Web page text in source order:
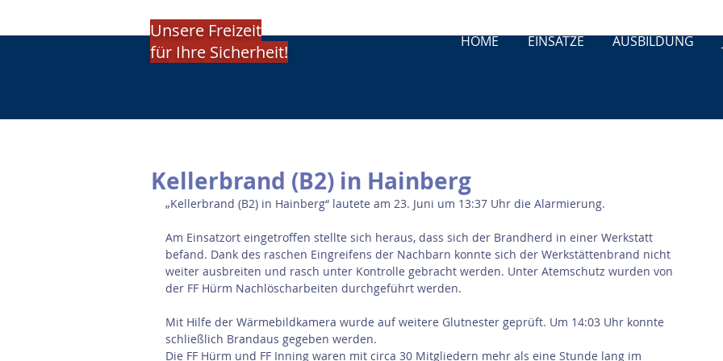
Unsere Freizeit
für Ihre Sicherheit!
HOME EINSÄTZE AUSBILDUNG
Kellerbrand (B2) in Hainberg
„Kellerbrand (B2) in Hainberg“ lautete am 23. Juni um 13:37 Uhr die Alarmierung.
Am Einsatzort eingetroffen stellte sich heraus, dass sich der Brandherd in einer Werkstatt
befand. Dank des raschen Eingreifens der Nachbarn konnte sich der Werkstättenbrand nicht
weiter ausbreiten und rasch unter Kontrolle gebracht werden. Unter Atemschutz wurden von
der FF Hürm Nachlöscharbeiten durchgeführt werden.
Mit Hilfe der Wärmebildkamera wurde auf weitere Glutnester geprüft. Um 14:03 Uhr konnte
schließlich Brandaus gegeben werden.
Die FF Hürm und FF Inning waren mit circa 30 Mitgliedern mehr als eine Stunde lang im